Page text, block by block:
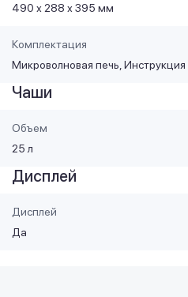
490 х 288 х 395 мм
Комплектация
Микроволновая печь, Инструкция
Чаши
Объем
25 л
Дисплей
Дисплей
Да